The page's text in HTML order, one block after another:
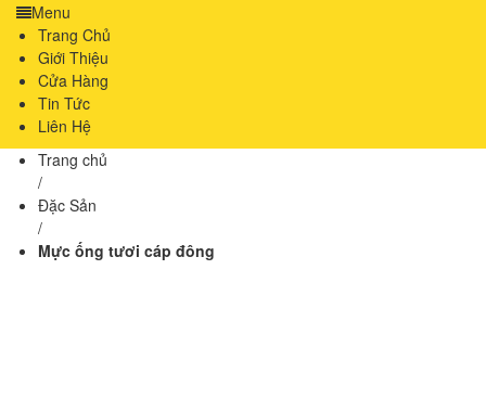
Menu
Trang Chủ
Giới Thiệu
Cửa Hàng
Tin Tức
Liên Hệ
Trang chủ
/
Đặc Sản
/
Mực ống tươi cáp đông